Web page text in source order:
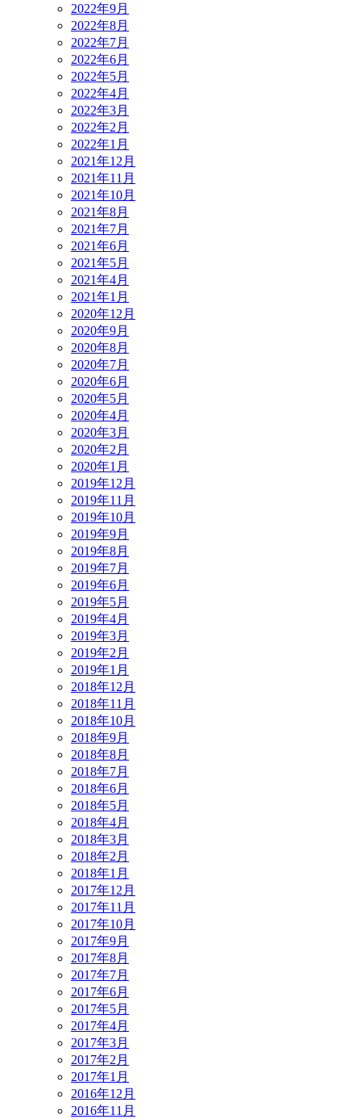
2022年9月
2022年8月
2022年7月
2022年6月
2022年5月
2022年4月
2022年3月
2022年2月
2022年1月
2021年12月
2021年11月
2021年10月
2021年8月
2021年7月
2021年6月
2021年5月
2021年4月
2021年1月
2020年12月
2020年9月
2020年8月
2020年7月
2020年6月
2020年5月
2020年4月
2020年3月
2020年2月
2020年1月
2019年12月
2019年11月
2019年10月
2019年9月
2019年8月
2019年7月
2019年6月
2019年5月
2019年4月
2019年3月
2019年2月
2019年1月
2018年12月
2018年11月
2018年10月
2018年9月
2018年8月
2018年7月
2018年6月
2018年5月
2018年4月
2018年3月
2018年2月
2018年1月
2017年12月
2017年11月
2017年10月
2017年9月
2017年8月
2017年7月
2017年6月
2017年5月
2017年4月
2017年3月
2017年2月
2017年1月
2016年12月
2016年11月